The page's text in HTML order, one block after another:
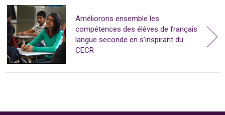
Améliorons ensemble les
compétences des élèves de français
langue seconde en s’inspirant du
CECR